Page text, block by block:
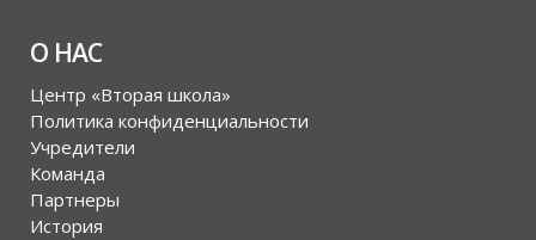
О НАС
Центр «Вторая школа»
Политика конфиденциальности
Учредители
Команда
Партнеры
История